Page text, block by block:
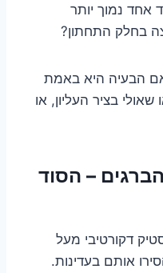
נמוך יותר
בחלק התחתון?
הבעיה היא באמת
בציר העליון, או
הברגים – הסוד
דקורטיבי מעל
אותם בעדינות.